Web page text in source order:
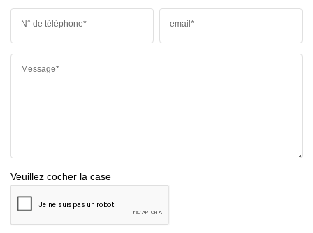
N° de téléphone* email*
Message*
Veuillez cocher la case